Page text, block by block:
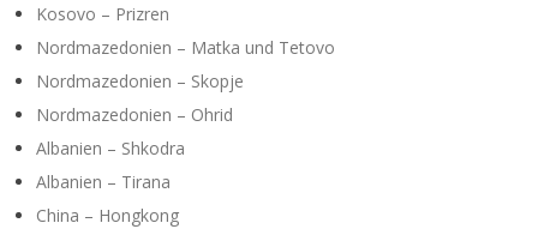
Kosovo – Prizren
Nordmazedonien – Matka und Tetovo
Nordmazedonien – Skopje
Nordmazedonien – Ohrid
Albanien – Shkodra
Albanien – Tirana
China – Hongkong